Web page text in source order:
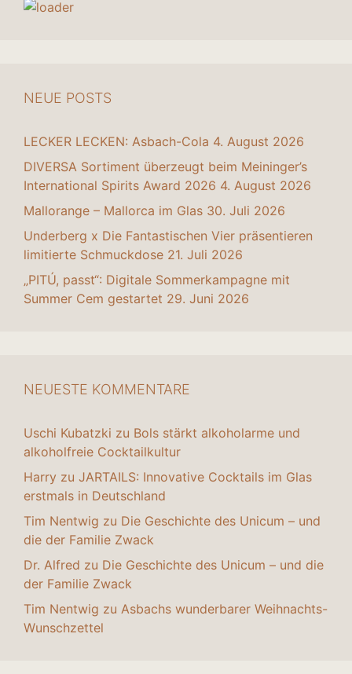
NEUE POSTS
LECKER LECKEN: Asbach-Cola 4. August 2026
DIVERSA Sortiment überzeugt beim Meininger’s
International Spirits Award 2026 4. August 2026
Mallorange – Mallorca im Glas 30. Juli 2026
Underberg x Die Fantastischen Vier präsentieren
limitierte Schmuckdose 21. Juli 2026
„PITÚ, passt“: Digitale Sommerkampagne mit
Summer Cem gestartet 29. Juni 2026
NEUESTE KOMMENTARE
Uschi Kubatzki zu Bols stärkt alkoholarme und
alkoholfreie Cocktailkultur
Harry zu JARTAILS: Innovative Cocktails im Glas
erstmals in Deutschland
Tim Nentwig zu Die Geschichte des Unicum – und
die der Familie Zwack
Dr. Alfred zu Die Geschichte des Unicum – und die
der Familie Zwack
Tim Nentwig zu Asbachs wunderbarer Weihnachts-
Wunschzettel